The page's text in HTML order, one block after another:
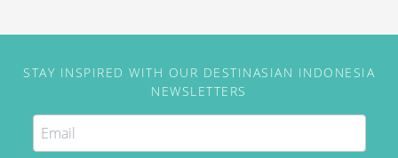
STAY INSPIRED WITH OUR DESTINASIAN INDONESIA
NEWSLETTERS